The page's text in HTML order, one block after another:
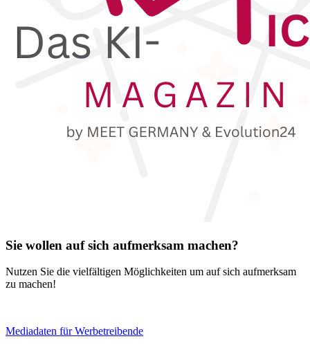
Sie wollen auf sich aufmerksam machen?
Nutzen Sie die vielfältigen Möglichkeiten um auf sich aufmerksam
zu machen!
Mediadaten für Werbetreibende